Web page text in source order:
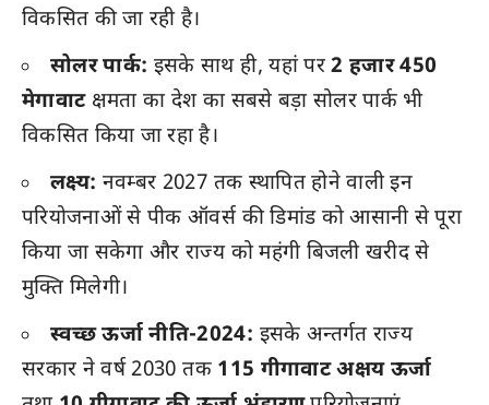
विकसित की जा रही है।
सोलर पार्क: इसके साथ ही, यहां पर2 हजार 450
मेगावाटक्षमता का देश का सबसे बड़ा सोलर पार्क भी
विकसित किया जा रहा है।
लक्ष्य: नवम्बर 2027 तक स्थापित होने वाली इन
परियोजनाओं से पीक ऑवर्स की डिमांड को आसानी से पूरा
किया जा सकेगा और राज्य को महंगी बिजली खरीद से
मुक्ति मिलेगी।
स्वच्छ ऊर्जा नीति-2024: इसके अन्तर्गत राज्य
सरकार ने वर्ष 2030 तक 115 गीगावाट अक्षय ऊर्जा